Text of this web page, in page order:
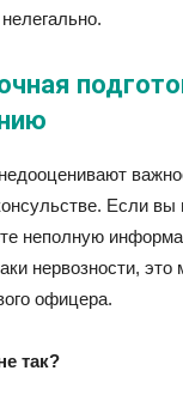
Если вы
неполную
нервозности,
офицера.
так?